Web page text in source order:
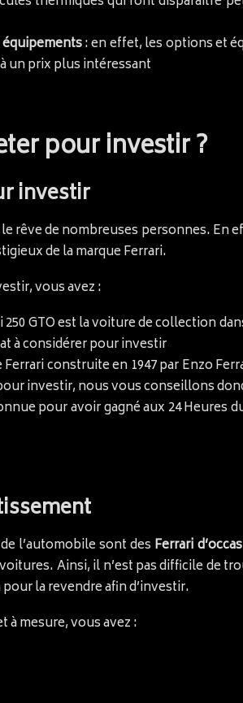
: en effet, les options et
un prix plus intéressant
pour investir ?
investir
rêve de nombreuses personnes. En
de la marque Ferrari.
vous avez :
250 GTO est la voiture de collection
à considérer pour investir
construite en 1947 par Enzo
investir, nous vous conseillons
pour avoir gagné aux 24 Heures
l’automobile sont des Ferrari
Ainsi, il n’est pas difficile de
la revendre afin d’investir.
à mesure, vous avez :